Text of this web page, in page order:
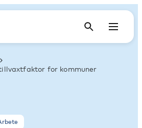
for kommuner